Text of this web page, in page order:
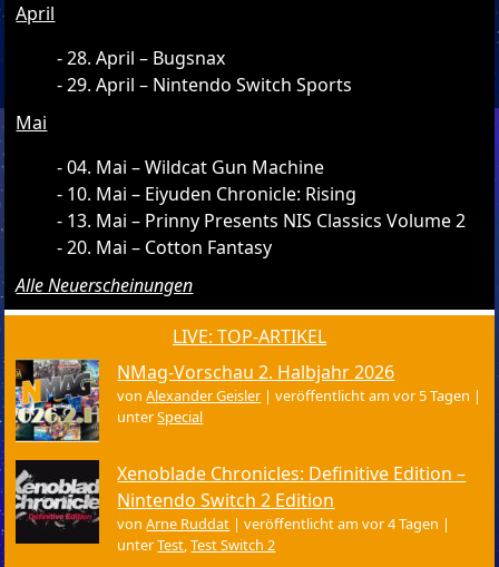
April
28. April – Bugsnax
29. April – Nintendo Switch Sports
Mai
04. Mai – Wildcat Gun Machine
10. Mai – Eiyuden Chronicle: Rising
13. Mai – Prinny Presents NIS Classics Volume 2
20. Mai – Cotton Fantasy
Alle Neuerscheinungen
LIVE: TOP-ARTIKEL
NMag-Vorschau 2. Halbjahr 2026
vonAlexander Geisler |veröffentlicht am vor 5 Tagen |
unterSpecial
Xenoblade Chronicles: Definitive Edition –
Nintendo Switch 2 Edition
vonArne Ruddat |veröffentlicht am vor 4 Tagen |
unterTest,Test Switch 2